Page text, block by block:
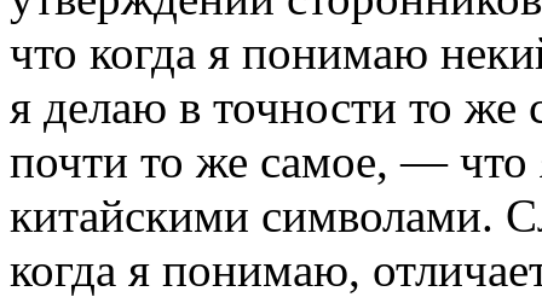
что когда я понимаю
я делаю в точности то
почти то же самое, — что
китайскими символами.
когда я понимаю,